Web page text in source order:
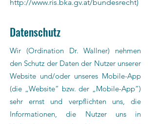
http://www.ris.bka.gv.at/bundesrecht)
Datenschutz
Wir (Ordination Dr. Wallner) nehmen
den Schutz der Daten der Nutzer unserer
Website und/oder unseres Mobile-App
(die „Website“ bzw. der „Mobile-App“)
sehr ernst und verpflichten uns, die
Informationen, die Nutzer uns in